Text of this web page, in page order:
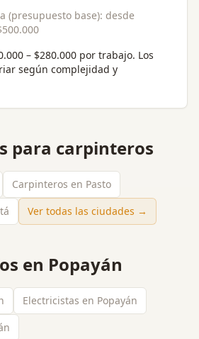
(presupuesto base): desde
– $280.000 por trabajo. Los
según complejidad y
para carpinteros
Carpinteros en Pasto
Ver todas las ciudades →
en Popayán
Electricistas en Popayán